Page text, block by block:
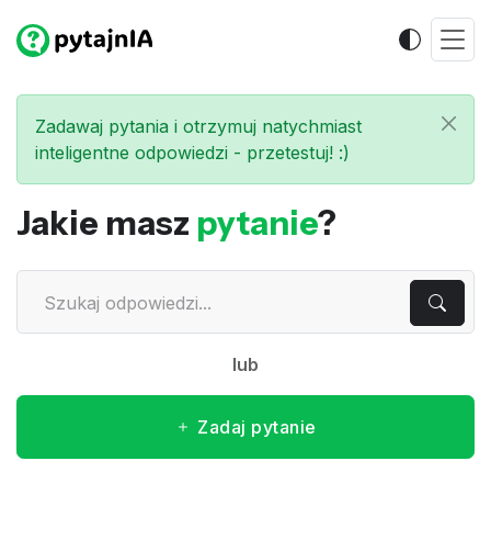
Zadawaj pytania i otrzymuj natychmiast
inteligentne odpowiedzi - przetestuj! :)
Jakie masz pytanie?
lub
Zadaj pytanie